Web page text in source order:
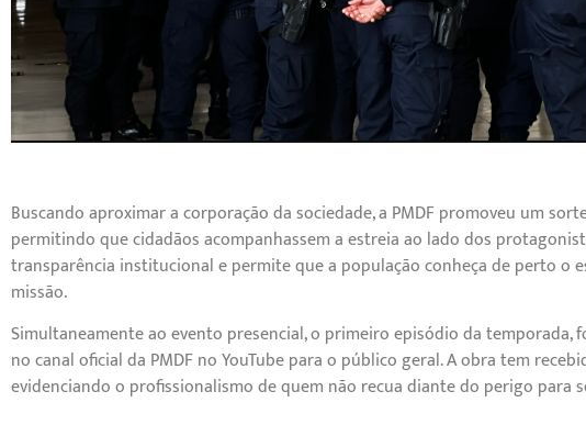
Buscando aproximar a corporação da sociedade, a PMDF promoveu um
permitindo que cidadãos acompanhassem a estreia ao lado dos
transparência institucional e permite que a população conheça de perto o
missão.
Simultaneamente ao evento presencial, o primeiro episódio da temporada,
no canal oficial da PMDF no YouTube para o público geral. A obra tem
evidenciando o profissionalismo de quem não recua diante do perigo para